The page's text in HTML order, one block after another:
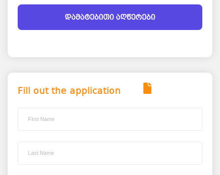
დამატებითი აღწერები
Fill out the application